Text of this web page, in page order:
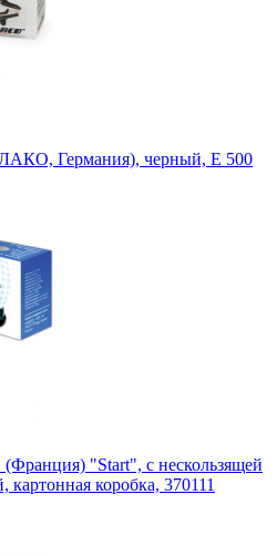
Германия), черный, E 500
"Start", с нескользящей
картонная коробка, 370111